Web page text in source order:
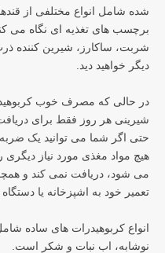
شده شامل انواع مختلفی از
برچسب های تغذیه ای نگاه می
شربت، ساکارز، شیرین کننده
دیگر خواهید دید.
در حالی که مصرف خوب
شیرینی هر روز فقط برای
حتی اگر شما می توانید یک
هیچ مواد مغذی مورد نیاز دیگری
می شود، دریافت نمی کند و
تعمیر خود به اشپزخانه یا
انواع کربوهیدرات های ساده
نوشابه، اب نبات و شکر است.